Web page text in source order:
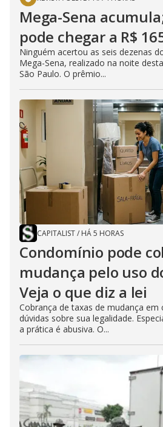
Mega-Sena
pode chegar a R$
Ninguém acertou as seis dezenas
Mega-Sena, realizado na noite
São Paulo. O prêmio...
CAPITALIST/ HÁ 5 HORAS
Condomínio pode
mudança pelo uso
Veja o que diz a lei
Cobrança de taxas de mudança em
dúvidas sobre sua legalidade.
a prática é abusiva. O...